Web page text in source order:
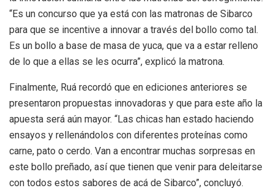
“Es un concurso que ya está con las matronas de Sibarco
para que se incentive a innovar a través del bollo como tal.
Es un bollo a base de masa de yuca, que va a estar relleno
de lo que a ellas se les ocurra”, explicó la matrona.
Finalmente, Ruá recordó que en ediciones anteriores se
presentaron propuestas innovadoras y que para este año la
apuesta será aún mayor. “Las chicas han estado haciendo
ensayos y rellenándolos con diferentes proteínas como
carne, pato o cerdo. Van a encontrar muchas sorpresas en
este bollo preñado, así que tienen que venir para deleitarse
con todos estos sabores de acá de Sibarco”, concluyó.